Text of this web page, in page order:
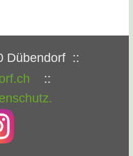
Dübendorf ::
::